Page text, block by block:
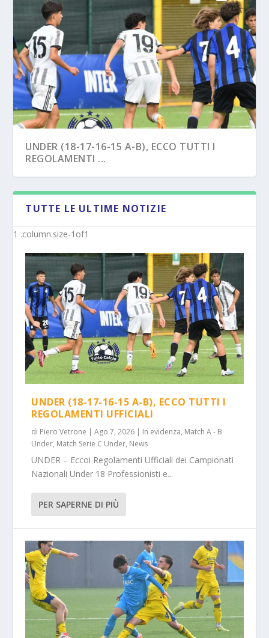
UNDER (18-17-16-15 A-B), ECCO TUTTI I
REGOLAMENTI ...
NAPOLI – TRE EX BENEVENTO U17
“SVINCOL...
SAVOIA – COLPO CAPASSO PER L’UNDER 15
TUTTE LE ULTIME NOTIZIE
UNDER (18-17-16-15 A-B), ECCO TUTTI I
REGOLAMENTI UFFICIALI
di Piero Vetrone |Ago 7, 2026 | In evidenza, Match A - B
Under, Match Serie C Under, News
UNDER – Eccoi Regolamenti Ufficiali dei Campionati
Nazionali Under 18 Professionisti e...
PER SAPERNE DI PIÙ